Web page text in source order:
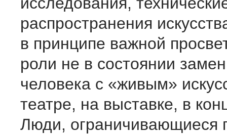
распространения
в принципе важной
роли не в состоянии
человека с «живым»
театре, на выставке, в
Люди, ограничивающиеся